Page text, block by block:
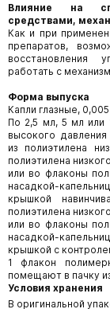
Влияние на
средствами,
Как и при
препаратов,
восстановления
работать с
Форма выпуска
Капли глазные, 0,005
По 2,5 мл, 5 мл или
высокого
из полиэтилена
полиэтилена
или во флаконы
насадкой-
крышкой
полиэтилена
или во флаконы
насадкой-
крышкой с
1 флакон
помещают в пачку
Условия хранения
В оригинальной